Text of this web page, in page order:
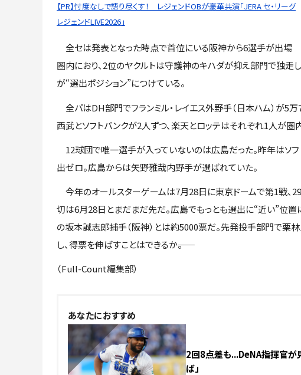
【PR】忖度なしで語り尽くす！ レジェンドOBが豪華共演「JERA セ・リーグ
レジェンドLIVE2026」
全セは発表となった時点で首位にいる阪神から6選手が出場
圏内におり、2位のヤクルトは守護神のキハダが抑え部門で独走
が“選出ポジション”につけている。
全パはDH部門でフランミル・レイエス外野手（日本ハム）が5
西武とソフトバンクが2人ずつ、楽天とロッテはそれぞれ1人が圏
12球団で唯一選手が入っていないのは広島だった。昨年はソフ
出ゼロ。広島からは矢野雅哉内野手が選ばれていた。
今年のオールスターゲームは7月28日に東京ドームで第1戦、
切は6月28日とまだまだ先だ。広島でもっとも選出に“近い”位
の坂本誠志郎捕手（阪神）とは約5000票だ。先発投手部門で栗
し、得票を伸ばすことはできるか――。
（Full-Count編集部）
あなたにおすすめ
2回8点差も...DeNA指揮官が
ば」